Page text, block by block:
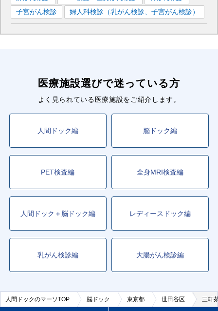
子宮がん検診
婦人科検診（乳がん検診、子宮がん検診）
医療施設選びで迷っている方
よく見られている医療施設をご紹介します。
人間ドック編 脳ドック編
PET検査編 全身MRI検査編
人間ドック＋脳ドック編 レディースドック編
乳がん検診編 大腸がん検診編
人間ドックのマーソTOP 脳ドック 東京都 世田谷区 三軒